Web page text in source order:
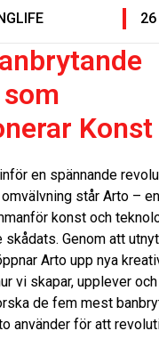
Konst
en spännande
står Arto –
konst och
Genom att
Arto upp nya
vi skapar, upplever
de fem mest
använder för att